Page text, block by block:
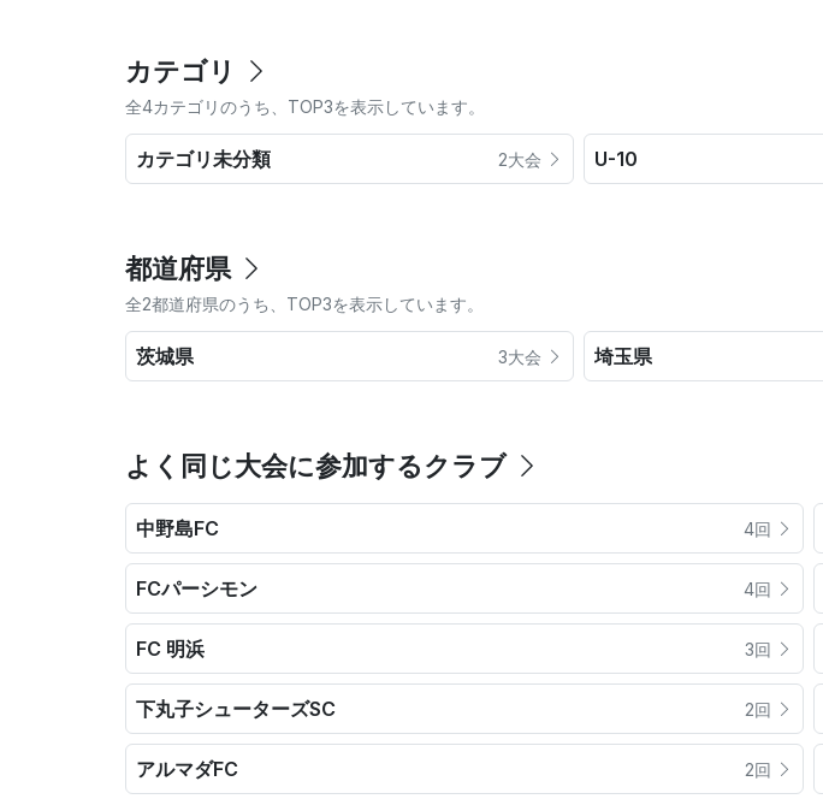
カテゴリ
全4カテゴリのうち、TOP3を表示しています。
カテゴリ未分類 2大会 U-10
都道府県
全2都道府県のうち、TOP3を表示しています。
茨城県 3大会 埼玉県
よく同じ大会に参加するクラブ
中野島FC 4回
FCパーシモン 4回
FC 明浜 3回
下丸子シューターズSC 2回
アルマダFC 2回